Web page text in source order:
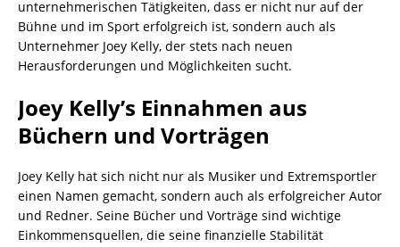
unternehmerischen Tätigkeiten, dass er nicht nur auf der
Bühne und im Sport erfolgreich ist, sondern auch als
Unternehmer Joey Kelly, der stets nach neuen
Herausforderungen und Möglichkeiten sucht.
Joey Kelly’s Einnahmen aus
Büchern und Vorträgen
Joey Kelly hat sich nicht nur als Musiker und Extremsportler
einen Namen gemacht, sondern auch als erfolgreicher Autor
und Redner. Seine Bücher und Vorträge sind wichtige
Einkommensquellen, die seine finanzielle Stabilität